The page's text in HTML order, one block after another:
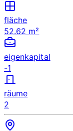
fläche
52.62 m²
eigenkapital
-1
räume
2